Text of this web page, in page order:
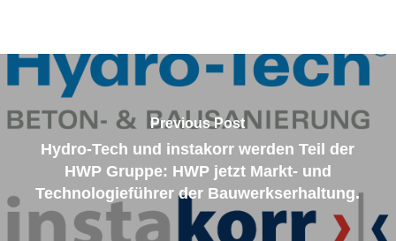
Previous Post
Hydro-Tech und instakorr werden Teil der
HWP Gruppe: HWP jetzt Markt- und
Technologieführer der Bauwerkserhaltung.